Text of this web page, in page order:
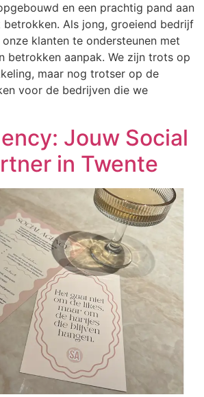
en een prachtig pand aan
betrokken. Als jong, groeiend bedrijf
klanten te ondersteunen met
betrokken aanpak. We zijn trots op
maar nog trotser op de
voor de bedrijven die we
Jouw Social
in Twente